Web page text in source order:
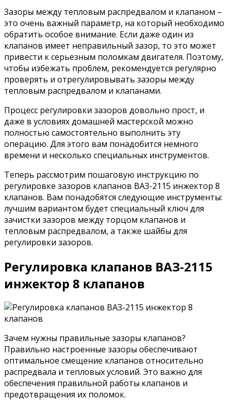
Зазоры между тепловым распредвалом и клапаном –
это очень важный параметр, на который необходимо
обратить особое внимание. Если даже один из
клапанов имеет неправильный зазор, то это может
привести к серьезным поломкам двигателя. Поэтому,
чтобы избежать проблем, рекомендуется регулярно
проверять и отрегулировывать зазоры между
тепловым распредвалом и клапанами.
Процесс регулировки зазоров довольно прост, и
даже в условиях домашней мастерской можно
полностью самостоятельно выполнить эту
операцию. Для этого вам понадобится немного
времени и несколько специальных инструментов.
Теперь рассмотрим пошаговую инструкцию по
регулировке зазоров клапанов ВАЗ-2115 инжектор 8
клапанов. Вам понадобятся следующие инструменты:
лучшим вариантом будет специальный ключ для
зачистки зазоров между торцом клапанов и
тепловым распредвалом, а также шайбы для
регулировки зазоров.
Регулировка клапанов ВАЗ-2115
инжектор 8 клапанов
Зачем нужны правильные зазоры клапанов?
Правильно настроенные зазоры обеспечивают
оптимальное смещение клапанов относительно
распредвала и тепловых условий. Это важно для
обеспечения правильной работы клапанов и
предотвращения их поломок.